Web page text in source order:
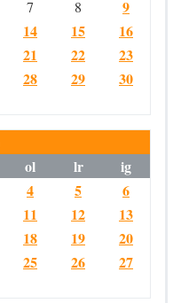
7 8
9
14 15
16
21 22
23
28 29
30
ol lr
ig
4 5
6
11 12
13
18 19
20
25 26
27